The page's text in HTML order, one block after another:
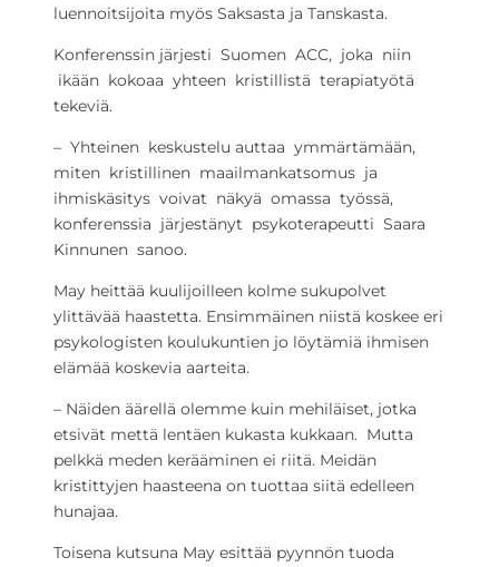
luennoitsijoita myös Saksasta ja Tanskasta.
Konferenssin järjesti Suomen ACC, joka niin
ikään kokoaa yhteen kristillistä terapiatyötä
tekeviä.
– Yhteinen keskustelu auttaa ymmärtämään,
miten kristillinen maailmankatsomus ja
ihmiskäsitys voivat näkyä omassa työssä,
konferenssia järjestänyt psykoterapeutti Saara
Kinnunen sanoo.
May heittää kuulijoilleen kolme sukupolvet
ylittävää haastetta. Ensimmäinen niistä koskee eri
psykologisten koulukuntien jo löytämiä ihmisen
elämää koskevia aarteita.
– Näiden äärellä olemme kuin mehiläiset, jotka
etsivät mettä lentäen kukasta kukkaan. Mutta
pelkkä meden kerääminen ei riitä. Meidän
kristittyjen haasteena on tuottaa siitä edelleen
hunajaa.
Toisena kutsuna May esittää pyynnön tuoda